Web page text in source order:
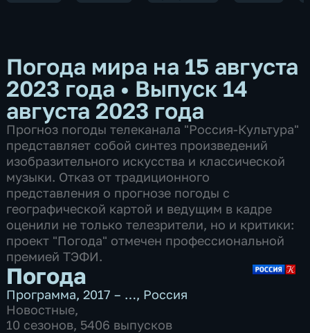
Погода мира на 15 августа
2023 года • Выпуск 14
августа 2023 года
Прогноз погоды телеканала "Россия-Культура"
представляет собой синтез произведений
изобразительного искусства и классической
музыки. Отказ от традиционного
представления о прогнозе погоды с
географической картой и ведущим в кадре
оценили не только телезрители, но и критики:
проект "Погода" отмечен профессиональной
премией ТЭФИ.
Погода
Программа,2017 – …, Россия
Новостные,
10 сезонов, 5406 выпусков